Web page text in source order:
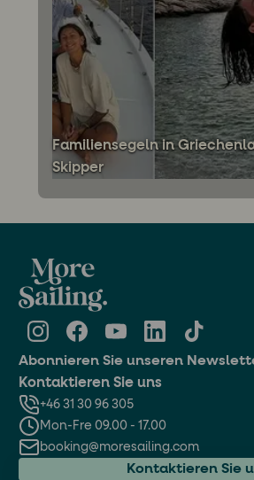
Familiensegeln in
Skipper
Abonnieren Sie unseren
Kontaktieren Sie uns
+46 31 30 96 305
Mon-Fre 09.00 - 17.00
booking@moresailing.com
Kontaktieren Sie